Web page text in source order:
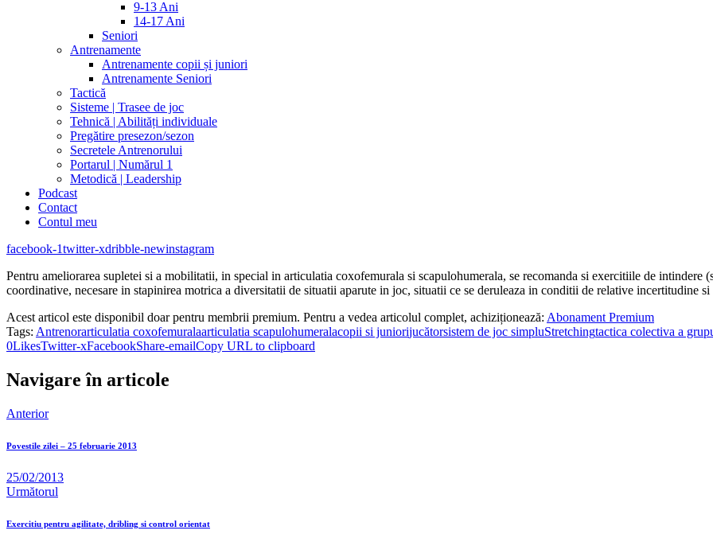
9-13 Ani
14-17 Ani
Seniori
Antrenamente
Antrenamente copii și juniori
Antrenamente Seniori
Tactică
Sisteme | Trasee de joc
Tehnică | Abilități individuale
Pregătire presezon/sezon
Secretele Antrenorului
Portarul | Numărul 1
Metodică | Leadership
Podcast
Contact
Contul meu
facebook-1twitter-xdribble-newinstagram
Pentru ameliorarea supletei si a mobilitatii, in special in articulatia coxofemurala si scapulohumerala, se recomanda si exercitiile de intindere
coordinative, necesare in stapinirea motrica a diversitatii de situatii aparute in joc, situatii ce se deruleaza in conditii de relative
Acest articol este disponibil doar pentru membrii premium. Pentru a vedea articolul complet, achiziționează: Abonament Premium
Tags: Antrenorarticulatia coxofemuralaarticulatia scapulohumeralacopii si juniorijucătorsistem de joc simpluStretchingtactica colectiva a
0LikesTwitter-xFacebookShare-emailCopy URL to clipboard
Navigare în articole
Anterior
Povestile zilei – 25 februarie 2013
25/02/2013
Următorul
Exercitiu pentru agilitate, dribling si control orientat